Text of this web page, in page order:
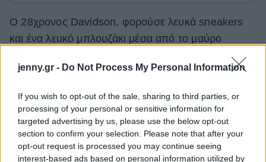
jenny.gr - Do Not Process My Personal Information
If you wish to opt-out of the sale, sharing to third parties, or
processing of your personal or sensitive information for
targeted advertising by us, please use the below opt-out
section to confirm your selection. Please note that after your
opt-out request is processed you may continue seeing
interest-based ads based on personal information utilized by
Ο 28χρονος Davidson, φορούσε λευκά sneakers
και ένα λευκό μπλουζάκι μέσα από το μαύρο
Kardashians» αποκάλυψε μάλιστα στο Variety ότι η
νέα σειρά θα εξερευνήσει τη σχέση της με τον
Davidson. Πρόσφατα η τηλεπερσόνα αποκάλυψε
στηνEllen DeGeneresπώς αισθάνεται για την